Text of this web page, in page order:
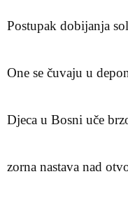
Postupak dobijanja
One se čuvaju u
Djeca u Bosni uče
zorna nastava nad